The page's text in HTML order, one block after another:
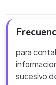
para
sucesivo